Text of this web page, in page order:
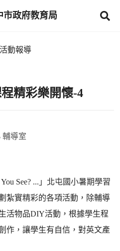
市政府教育局
動報導
精彩樂開懷-4
輔導室
You See? ...」北屯國小暑期學習
紮實精彩的各項活動，除輔導
活物品DIY活動，根據學生程
作，讓學生有自信，對英文產